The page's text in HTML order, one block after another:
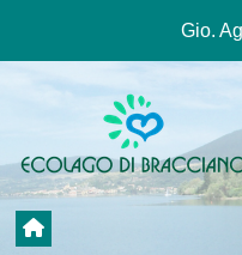
contenuto
Gio.